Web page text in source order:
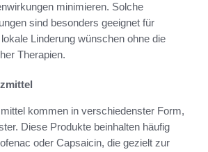
minimieren. Solche
sind besonders geeignet für
Linderung wünschen ohne die
Therapien.
kommen in verschiedenster Form,
Diese Produkte beinhalten häufig
oder Capsaicin, die gezielt zur